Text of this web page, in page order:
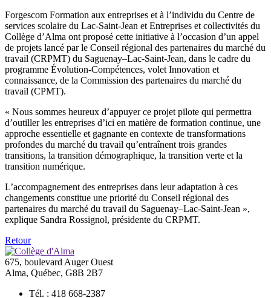
Forgescom Formation aux entreprises et à l’individu du Centre de
services scolaire du Lac-Saint-Jean et Entreprises et collectivités du
Collège d’Alma ont proposé cette initiative à l’occasion d’un appel
de projets lancé par le Conseil régional des partenaires du marché du
travail (CRPMT) du Saguenay–Lac-Saint-Jean, dans le cadre du
programme Évolution-Compétences, volet Innovation et
connaissance, de la Commission des partenaires du marché du
travail (CPMT).
« Nous sommes heureux d’appuyer ce projet pilote qui permettra
d’outiller les entreprises d’ici en matière de formation continue, une
approche essentielle et gagnante en contexte de transformations
profondes du marché du travail qu’entraînent trois grandes
transitions, la transition démographique, la transition verte et la
transition numérique.
L’accompagnement des entreprises dans leur adaptation à ces
changements constitue une priorité du Conseil régional des
partenaires du marché du travail du Saguenay–Lac-Saint-Jean »,
explique Sandra Rossignol, présidente du CRPMT.
Retour
675, boulevard Auger Ouest
Alma, Québec, G8B 2B7
Tél. : 418 668-2387